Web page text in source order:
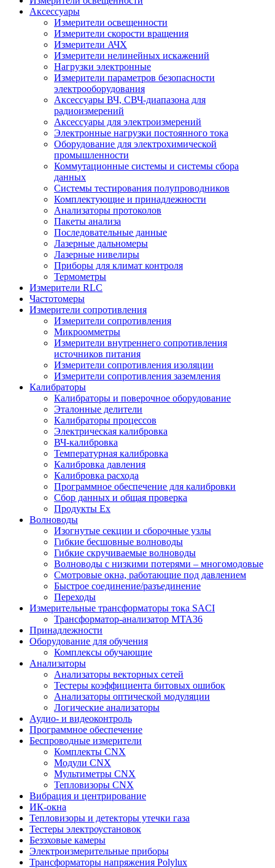
Аксессуары
Измерители освещенности
Измерители скорости вращения
Измерители АЧХ
Измерители нелинейных искажений
Нагрузки электронные
Измерители параметров безопасности
электрооборудования
Аксессуары ВЧ, СВЧ-диапазона для
радиоизмерений
Аксессуары для электроизмерений
Электронные нагрузки постоянного тока
Оборудование для электрохимической
промышленности
Коммутационные системы и системы сбора
данных
Системы тестирования полупроводников
Комплектующие и принадлежности
Анализаторы протоколов
Пакеты анализа
Последовательные данные
Лазерные дальномеры
Лазерные нивелиры
Приборы для климат контроля
Термометры
Измерители RLC
Частотомеры
Измерители сопротивления
Измерители сопротивления
Микроомметры
Измерители внутреннего сопротивления
источников питания
Измерители сопротивления изоляции
Измерители сопротивления заземления
Калибраторы
Калибраторы и поверочное оборудование
Эталонные делители
Калибраторы процессов
Электрическая калибровка
ВЧ-калибровка
Температурная калибровка
Калибровка давления
Калибровка расхода
Программное обеспечение для калибровки
Сбор данных и общая проверка
Продукты Ex
Волноводы
Изогнутые секции и сборочные узлы
Гибкие бесшовные волноводы
Гибкие скручиваемые волноводы
Волноводы с низкими потерями – многомодовые
Смотровые окна, работающие под давлением
Быстрое соединение/разъединение
Переходы
Измерительные трансформаторы тока SACI
Трансформатор-анализатор MTA36
Принадлежности
Оборудование для обучения
Комплексы обучающие
Анализаторы
Анализаторы векторных сетей
Тестеры коэффициента битовых ошибок
Анализаторы оптической модуляции
Логические анализаторы
Аудио- и видеоконтроль
Программное обеспечение
Беспроводные измерители
Комплекты CNX
Модули CNX
Мультиметры CNX
Тепловизоры CNX
Вибрация и центрирование
ИК-окна
Тепловизоры и детекторы утечки газа
Тестеры электроустановок
Безэховые камеры
Электроизмерительные приборы
Трансформаторы напряжения Polylux